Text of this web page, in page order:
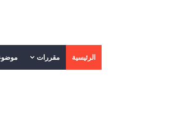
حل أسئلة
ملخص 5-4 مخلص لدرس الرابطة التساهمية - الروابط التساهمية
الرئيسية مقررات